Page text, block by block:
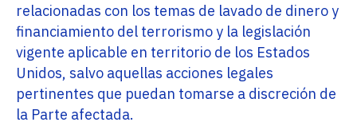
relacionadas con los temas de lavado de dinero y
financiamiento del terrorismo y la legislación
vigente aplicable en territorio de los Estados
Unidos, salvo aquellas acciones legales
pertinentes que puedan tomarse a discreción de
la Parte afectada.